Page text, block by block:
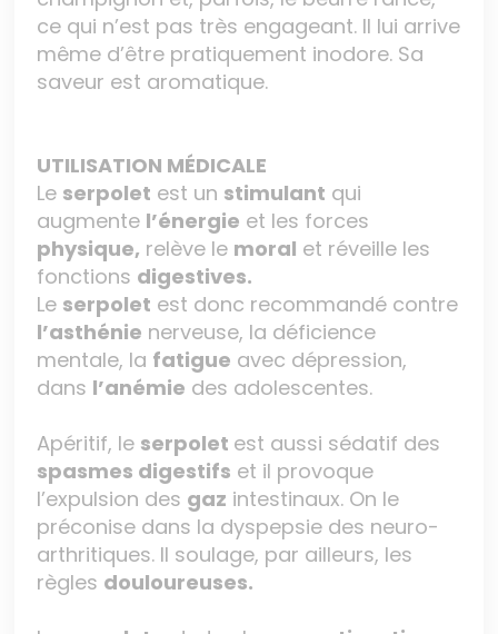
ce qui n’est pas très engageant. Il lui arrive
même d’être pratiquement inodore. Sa
saveur est aromatique.
UTILISATION MÉDICALE
Le serpolet est un stimulant qui
augmente l’énergie et les forces
physique, relève le moral et réveille les
fonctions digestives.
Le serpolet est donc recommandé contre
l’asthénie nerveuse, la déficience
mentale, la fatigue avec dépression,
dans l’anémie des adolescentes.
Apéritif, le serpolet est aussi sédatif des
spasmes digestifs et il provoque
l’expulsion des gaz intestinaux. On le
préconise dans la dyspepsie des neuro-
arthritiques. Il soulage, par ailleurs, les
règles douloureuses.